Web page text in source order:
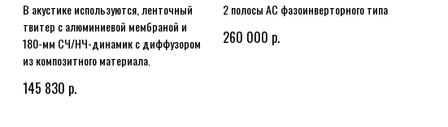
В акустике используются, ленточный
твитер с алюминиевой мембраной и
180-мм СЧ/НЧ-динамик с диффузором
из композитного материала.
145 830 р.
2 полосы АС фазоинверторного типа
260 000 р.